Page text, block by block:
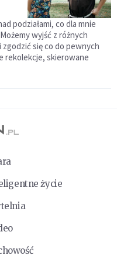
podziałami, co dla mnie
wyjść z różnych
zgodzić się co do pewnych
rekolekcje, skierowane
życie